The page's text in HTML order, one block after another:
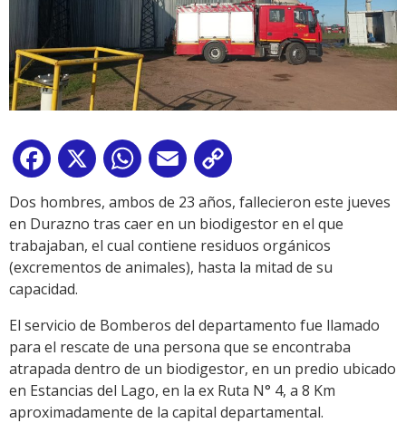
Facebook
X WhatsApp
Email
Link
Dos hombres, ambos de 23 años, fallecieron este jueves
en Durazno tras caer en un biodigestor en el que
trabajaban, el cual contiene residuos orgánicos
(excrementos de animales), hasta la mitad de su
capacidad.
El servicio de Bomberos del departamento fue llamado
para el rescate de una persona que se encontraba
atrapada dentro de un biodigestor, en un predio ubicado
en Estancias del Lago, en la ex Ruta N° 4, a 8 Km
aproximadamente de la capital departamental.